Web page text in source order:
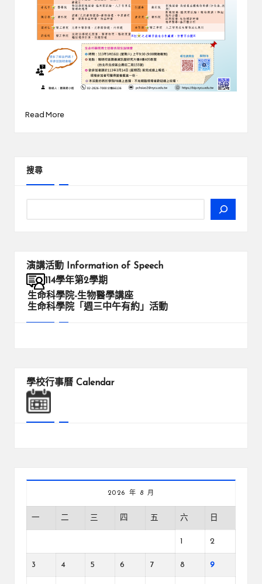
Read More
搜尋
演講活動 Information of Speech
114學年第2學期
生命科學院-生物醫學講座
生命科學院「週三中午有約」活動
學校行事曆 Calendar
2026 年 8 月
一 二 三 四 五 六 日
2
3 4 5 6 7 8 9